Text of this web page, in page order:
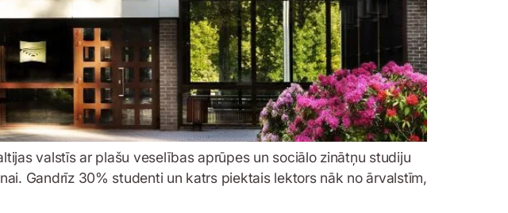
valstīs ar plašu veselības aprūpes un sociālo zinātņu studiju
Gandrīz 30% studenti un katrs piektais lektors nāk no ārvalstīm,